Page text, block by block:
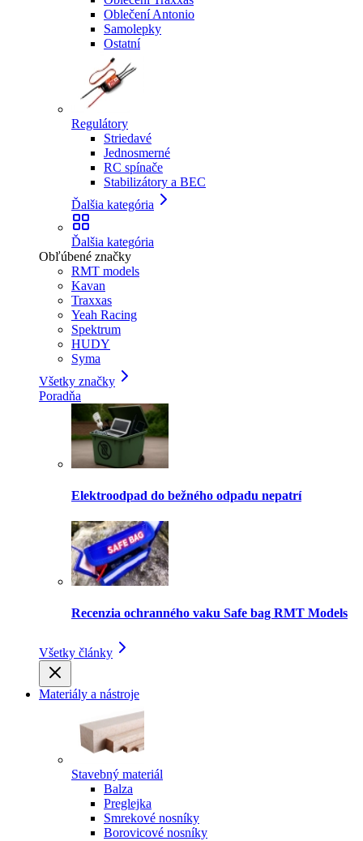
Oblečení Antonio
Samolepky
Ostatní
Regulátory
Striedavé
Jednosmerné
RC spínače
Stabilizátory a BEC
Ďalšia kategória
Ďalšia kategória
Obľúbené značky
RMT models
Kavan
Traxxas
Yeah Racing
Spektrum
HUDY
Syma
Všetky značky
Poradňa
Elektroodpad do bežného odpadu nepatrí
Recenzia ochranného vaku Safe bag RMT Models
Všetky články
Materiály a nástroje
Stavebný materiál
Balza
Preglejka
Smrekové nosníky
Borovicové nosníky